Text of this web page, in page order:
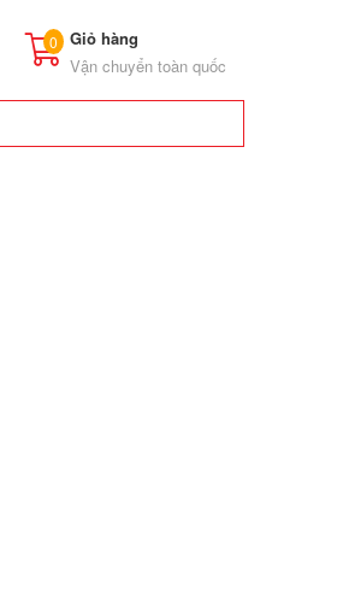
0
Giỏ hàng
Vận chuyển toàn quốc